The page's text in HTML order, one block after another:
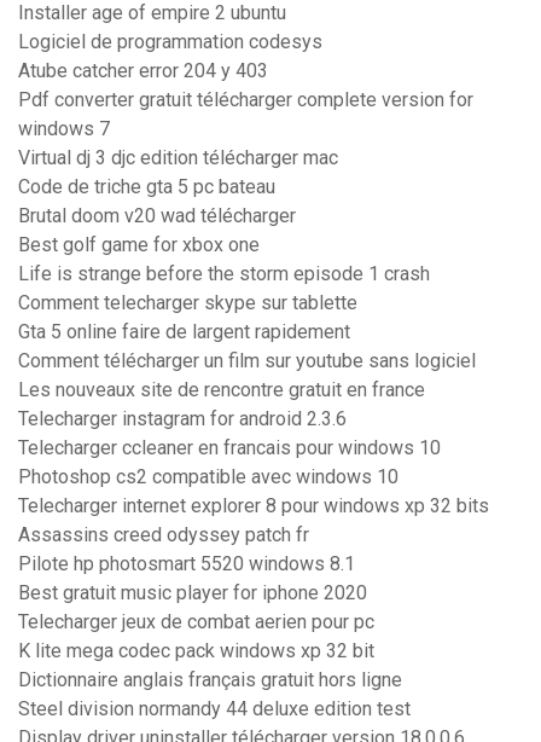
Installer age of empire 2 ubuntu
Logiciel de programmation codesys
Atube catcher error 204 y 403
Pdf converter gratuit télécharger complete version for
windows 7
Virtual dj 3 djc edition télécharger mac
Code de triche gta 5 pc bateau
Brutal doom v20 wad télécharger
Best golf game for xbox one
Life is strange before the storm episode 1 crash
Comment telecharger skype sur tablette
Gta 5 online faire de largent rapidement
Comment télécharger un film sur youtube sans logiciel
Les nouveaux site de rencontre gratuit en france
Telecharger instagram for android 2.3.6
Telecharger ccleaner en francais pour windows 10
Photoshop cs2 compatible avec windows 10
Telecharger internet explorer 8 pour windows xp 32 bits
Assassins creed odyssey patch fr
Pilote hp photosmart 5520 windows 8.1
Best gratuit music player for iphone 2020
Telecharger jeux de combat aerien pour pc
K lite mega codec pack windows xp 32 bit
Dictionnaire anglais français gratuit hors ligne
Steel division normandy 44 deluxe edition test